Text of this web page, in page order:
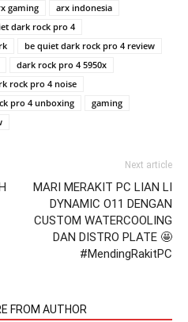
gaming
arx indonesia
dark rock pro 4
be quiet dark rock pro 4 review
dark rock pro 4 5950x
rock pro 4 noise
pro 4 unboxing
gaming
Next article
MARI MERAKIT PC LIAN LI
DYNAMIC O11 DENGAN
CUSTOM WATERCOOLING
DAN DISTRO PLATE 🤩
#MendingRakitPC
FROM AUTHOR